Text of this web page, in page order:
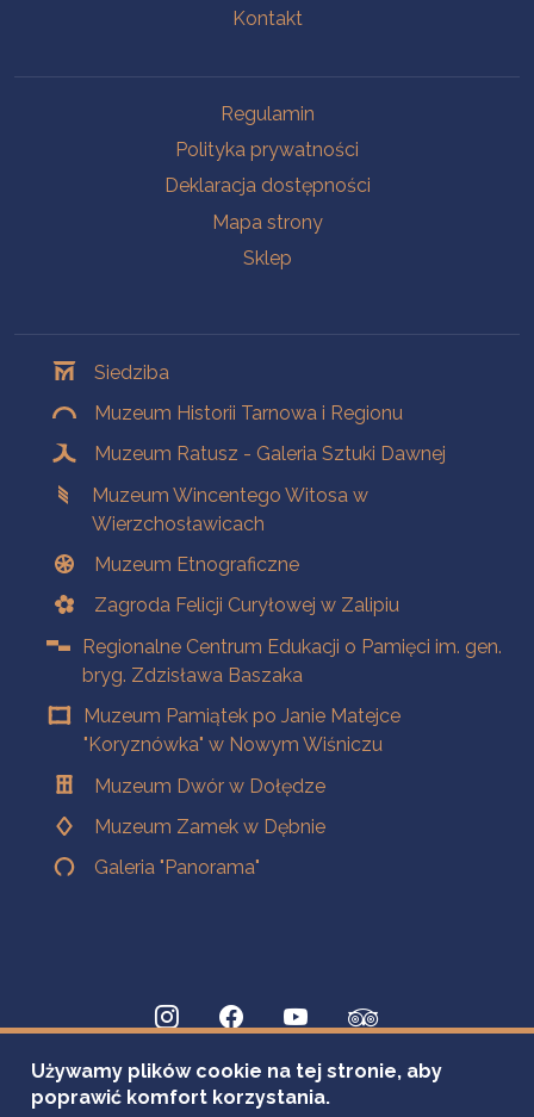
Kontakt
Regulamin
Polityka prywatności
Deklaracja dostępności
Mapa strony
Sklep
Siedziba
Muzeum Historii Tarnowa i Regionu
Muzeum Ratusz - Galeria Sztuki Dawnej
Muzeum Wincentego Witosa w
Wierzchosławicach
Muzeum Etnograficzne
Zagroda Felicji Curyłowej w Zalipiu
Regionalne Centrum Edukacji o Pamięci im. gen.
bryg. Zdzisława Baszaka
Muzeum Pamiątek po Janie Matejce
"Koryznówka" w Nowym Wiśniczu
Muzeum Dwór w Dołędze
Muzeum Zamek w Dębnie
Galeria "Panorama"
Używamy plików cookie na tej stronie, aby
poprawić komfort korzystania.